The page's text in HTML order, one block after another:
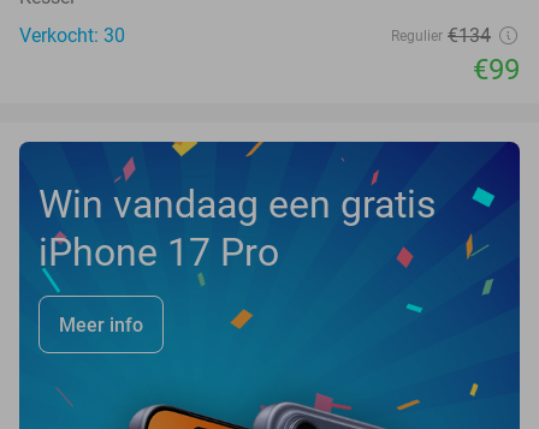
Verkocht: 30
Regulier €134
€99
Win vandaag een gratis
iPhone 17 Pro
Meer info